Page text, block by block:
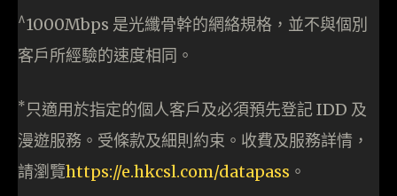
^1000Mbps 是光纖骨幹的網絡規格，並不與個別
客戶所經驗的速度相同。
*只適用於指定的個人客戶及必須預先登記 IDD 及
漫遊服務。受條款及細則約束。收費及服務詳情，
請瀏覽https://e.hkcsl.com/datapass 。